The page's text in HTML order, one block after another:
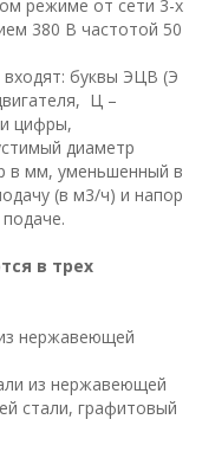
режиме от сети 3-х
380 В частотой 50
входят: буквы ЭЦВ (Э
Ц –
цифры,
диаметр
в мм, уменьшенный в
(в м3/ч) и напор
в трех
нержавеющей
из нержавеющей
стали, графитовый